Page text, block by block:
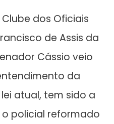
dos Oficiais
de Assis da
Cássio veio
da
atual, tem sido a
policial reformado